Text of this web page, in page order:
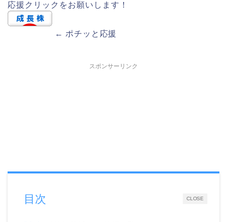
応援クリックをお願いします！
← ポチッと応援
スポンサーリンク
CLOSE
目次